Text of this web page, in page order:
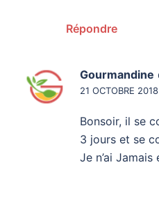
Répondre
Gourmandine
21 OCTOBRE
Bonsoir, il se
3 jours et se
Je n’ai